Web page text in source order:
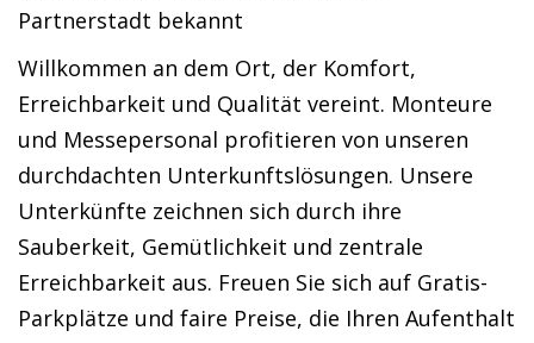
Partnerstadt bekannt
Willkommen an dem Ort, der Komfort,
Erreichbarkeit und Qualität vereint. Monteure
und Messepersonal profitieren von unseren
durchdachten Unterkunftslösungen. Unsere
Unterkünfte zeichnen sich durch ihre
Sauberkeit, Gemütlichkeit und zentrale
Erreichbarkeit aus. Freuen Sie sich auf Gratis-
Parkplätze und faire Preise, die Ihren Aufenthalt